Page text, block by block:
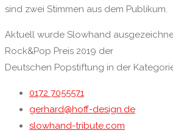
sind zwei Stimmen aus dem Publikum.
Aktuell wurde Slowhand
Rock&Pop Preis 2019 der
Deutschen Popstiftung in der
0172 7055571
gerhard@hoff-design.de
slowhand-tribute.com